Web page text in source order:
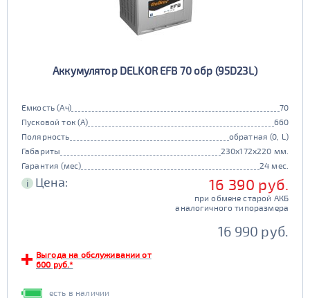
Аккумулятор DELKOR EFB 70 обр (95D23L)
Емкость (Ач)
70
Пусковой ток (А)
660
Полярность
обратная (0, L)
Габариты
230x172x220 мм.
Гарантия (мес)
24 мес.
i Цена: 16 390 руб.
при обмене старой АКБ
аналогичного типоразмера
16 990 руб.
Выгода на обслуживании от
600 руб.*
есть в наличии